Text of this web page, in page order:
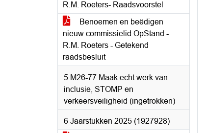
R.M. Roeters- Raadsvoorstel
Benoemen en beëdigen
nieuw commissielid OpStand -
R.M. Roeters - Getekend
raadsbesluit
5 M26-77 Maak echt werk van
inclusie, STOMP en
verkeersveiligheid (ingetrokken)
6 Jaarstukken 2025 (1927928)